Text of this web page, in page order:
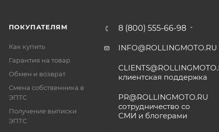
ПОКУПАТЕЛЯМ
Как купить
Гарантия на товар
Обмен и возврат
Смена собственника в
ЭПТС
Получение выписки
ЭПТС
8 (800) 555-66-98
INFO@ROLLINGMOTO.RU
клиентская поддержка
PR@ROLLINGMOTO.RU
сотрудничество со
СМИ и блогерами